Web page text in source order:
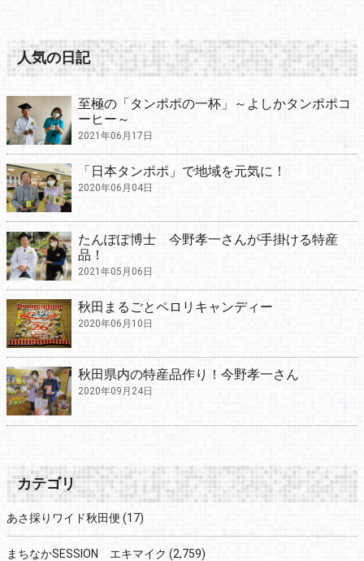
人気の日記
至極の「タンポポの一杯」～よしかタンポポコ
ーヒー～
2021年06月17日
「日本タンポポ」で地域を元気に！
2020年06月04日
たんぽぽ博士 今野孝一さんが手掛ける特産
品！
2021年05月06日
秋田まるごとペロリキャンディー
2020年06月10日
秋田県内の特産品作り！今野孝一さん
2020年09月24日
カテゴリ
あさ採りワイド秋田便 (17)
まちなかSESSION エキマイク (2,759)